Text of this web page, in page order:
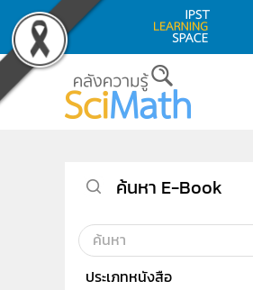
Skip to main content
ค้นหา E-Book
ประเภทหนังสือ